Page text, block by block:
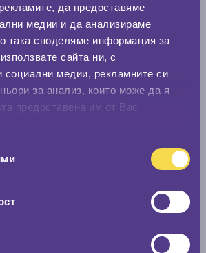
да предоставяме
медии и да анализираме
така споделяме информация за
сайта ни, с
социални медии, рекламните си
за анализ, които може да я
предоставена им от Вас
Нов размер